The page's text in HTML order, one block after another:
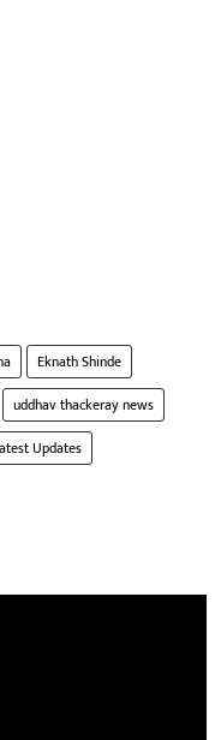
Eknath Shinde
uddhav thackeray news
Updates